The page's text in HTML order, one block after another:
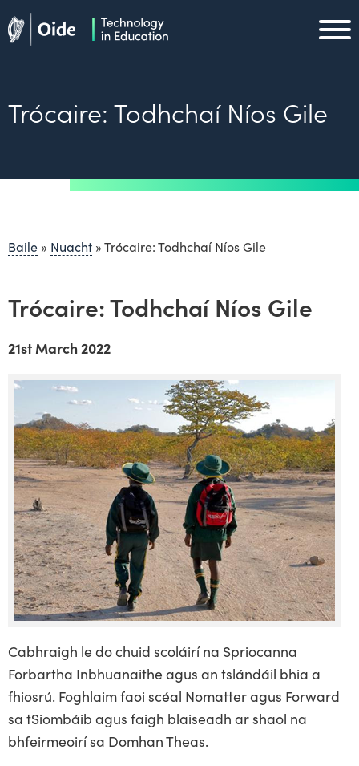
Skip to main content
Trócaire: Todhchaí Níos Gile
Baile » Nuacht »Trócaire: Todhchaí Níos Gile
Trócaire: Todhchaí Níos Gile
21st March 2022
Cabhraigh le do chuid scoláirí na Spriocanna
Forbartha Inbhuanaithe agus an tslándáil bhia a
fhiosrú. Foghlaim faoi scéal Nomatter agus Forward
sa tSiombáib agus faigh blaiseadh ar shaol na
bhfeirmeoirí sa Domhan Theas.